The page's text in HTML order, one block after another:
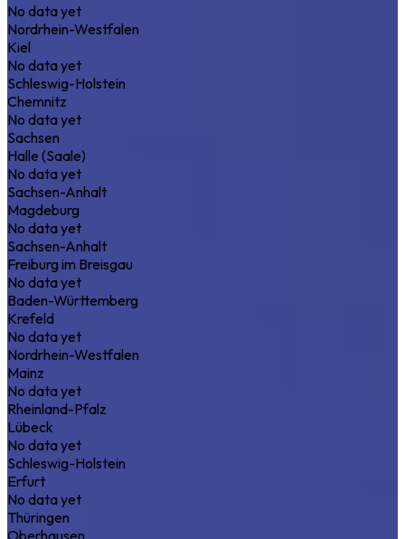
No data yet
Nordrhein-Westfalen
Kiel
No data yet
Schleswig-Holstein
Chemnitz
No data yet
Sachsen
Halle (Saale)
No data yet
Sachsen-Anhalt
Magdeburg
No data yet
Sachsen-Anhalt
Freiburg im Breisgau
No data yet
Baden-Württemberg
Krefeld
No data yet
Nordrhein-Westfalen
Mainz
No data yet
Rheinland-Pfalz
Lübeck
No data yet
Schleswig-Holstein
Erfurt
No data yet
Thüringen
Oberhausen